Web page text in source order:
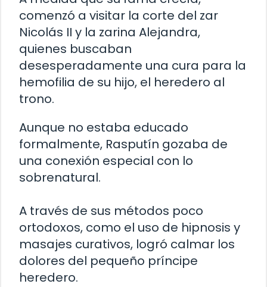
comenzó a visitar la corte del zar
Nicolás II y la zarina Alejandra,
quienes buscaban
desesperadamente una cura para la
hemofilia de su hijo, el heredero al
trono.
Aunque no estaba educado
formalmente, Rasputín gozaba de
una conexión especial con lo
sobrenatural.
A través de sus métodos poco
ortodoxos, como el uso de hipnosis y
masajes curativos, logró calmar los
dolores del pequeño príncipe
heredero.